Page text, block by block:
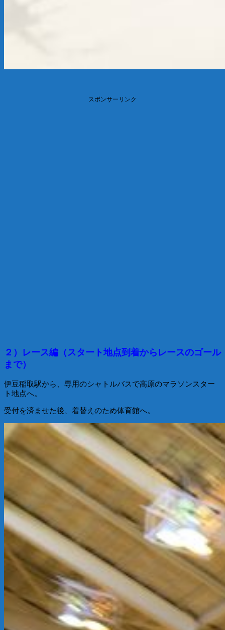
スポンサーリンク
２）レース編（スタート地点到着からレースのゴール
まで）
伊豆稲取駅から、専用のシャトルバスで高原のマラソンスター
ト地点へ。
受付を済ませた後、着替えのため体育館へ。